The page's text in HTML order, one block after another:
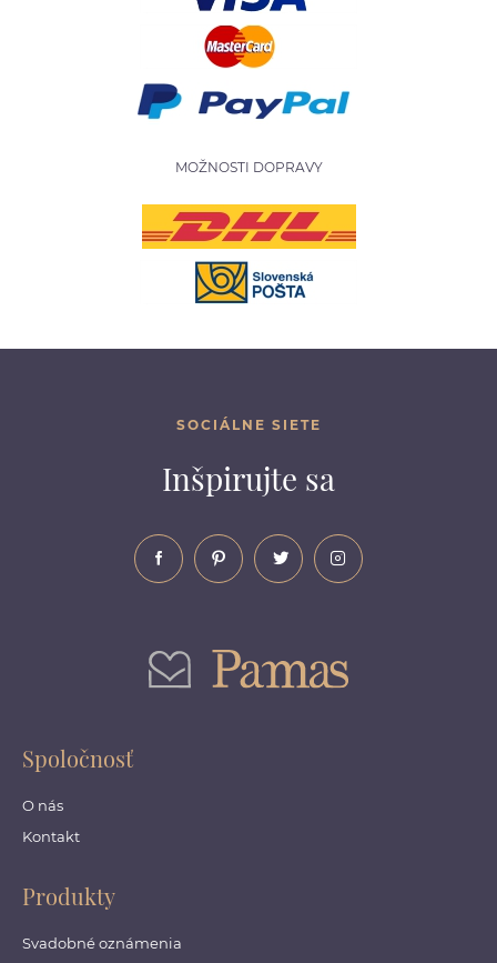
MOŽNOSTI DOPRAVY
SOCIÁLNE SIETE
Inšpirujte sa
Spoločnosť
O nás
Kontakt
Produkty
Svadobné oznámenia